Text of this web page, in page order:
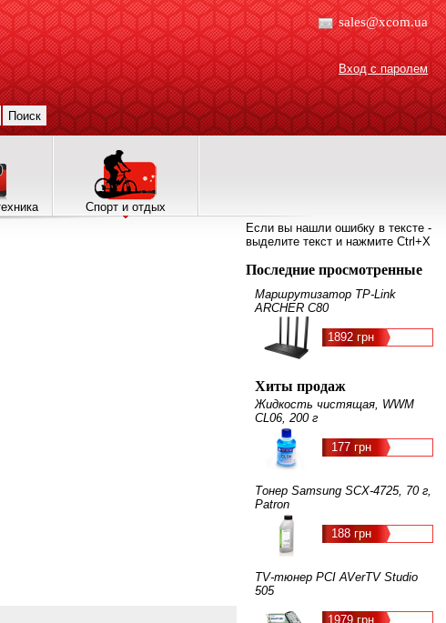
sales@xcom.ua
Вход с паролем
Поиск
Спорт и отдых
Если вы нашли ошибку в тексте -
выделите текст и нажмите Ctrl+X
Последние просмотренные
Маршрутизатор TP-Link
ARCHER C80
1892 грн
Хиты продаж
Жидкость чистящая, WWM
CL06, 200 г
177 грн
Тонер Samsung SCX-4725, 70 г,
Patron
188 грн
TV-тюнер PCI AVerTV Studio
505
1979 грн